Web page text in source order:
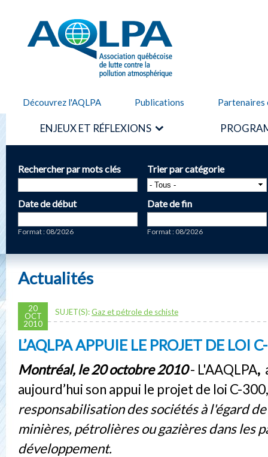
AQLPA
Découvrez l'AQLPA Publications Partenaires
ENJEUX ET RÉFLEXIONS
Rechercher par mots clés Trier par catégorie
Date de début
Format : 08/2026
Date de fin
Format : 08/2026
Actualités
20
OCT
2010
SUJET(S):Gaz et pétrole de schiste
L’AQLPA APPUIE LE PROJET DE LOI
Montréal, le 20 octobre 2010- L'AAQLPA,
aujourd’hui son appui le projet de loi C-
responsabilisation des sociétés à l'égard
minières, pétrolières ou gazières dans les
développement.